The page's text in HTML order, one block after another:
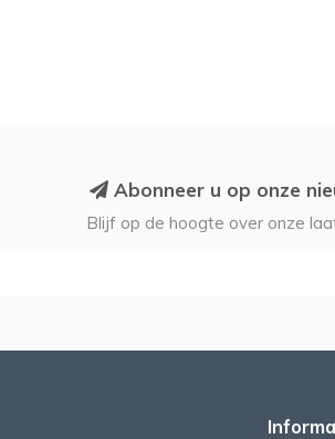
Abonneer u op onze
Blijf op de hoogte over onze